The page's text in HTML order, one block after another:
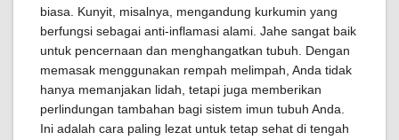
biasa. Kunyit, misalnya, mengandung kurkumin yang
berfungsi sebagai anti-inflamasi alami. Jahe sangat baik
untuk pencernaan dan menghangatkan tubuh. Dengan
memasak menggunakan rempah melimpah, Anda tidak
hanya memanjakan lidah, tetapi juga memberikan
perlindungan tambahan bagi sistem imun tubuh Anda.
Ini adalah cara paling lezat untuk tetap sehat di tengah